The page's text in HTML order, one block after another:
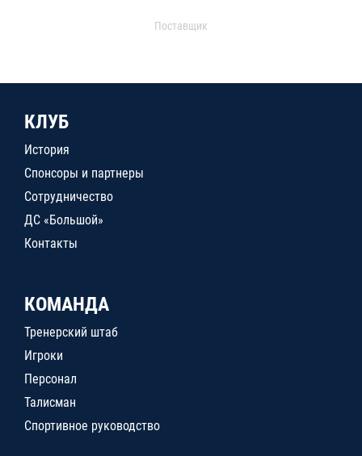
Поставщик
КЛУБ
История
Спонсоры и партнеры
Сотрудничество
ДС «Большой»
Контакты
КОМАНДА
Тренерский штаб
Игроки
Персонал
Талисман
Спортивное руководство